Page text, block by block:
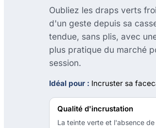
Oubliez les draps verts
d'un geste depuis sa
tendue, sans plis, avec
plus pratique du marché
session.
Idéal pour : Incruster sa
Qualité d'incrustation
La teinte verte et l'absence